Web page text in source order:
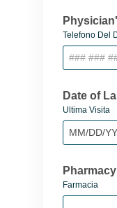
Telefono Del
Date of
Ultima Visita
MM/DD/
Farmacia